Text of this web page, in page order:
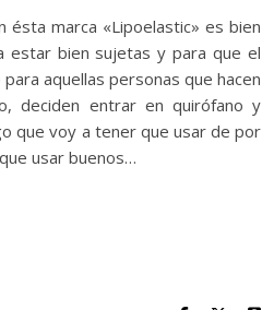
ésta marca «Lipoelastic» es bien
estar bien sujetas y para que el
aquellas personas que hacen
deciden entrar en quirófano y
que voy a tener que usar de por
usar buenos…